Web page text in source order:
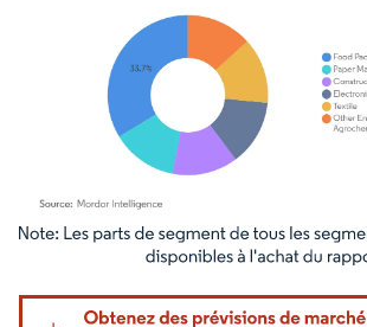
Image © Mordor Intelligence. La réutilisation nécessite